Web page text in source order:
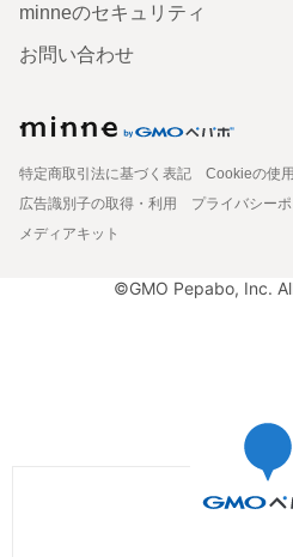
minneのセキュリティ
お問い合わせ
特定商取引法に基づく表記
Cookieの使
広告識別子の取得・利用
プライバシー
メディアキット
©GMO Pepabo, Inc.